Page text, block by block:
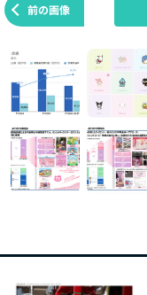
前の画像